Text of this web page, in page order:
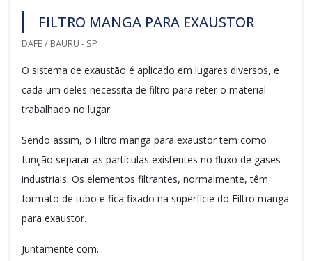
FILTRO MANGA PARA EXAUSTOR
DAFE / BAURU - SP
O sistema de exaustão é aplicado em lugares diversos, e
cada um deles necessita de filtro para reter o material
trabalhado no lugar.
Sendo assim, o Filtro manga para exaustor tem como
função separar as partículas existentes no fluxo de gases
industriais. Os elementos filtrantes, normalmente, têm
formato de tubo e fica fixado na superfície do Filtro manga
para exaustor.
Juntamente com...